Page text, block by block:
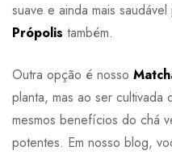
suave e ainda mais
Própolis também.
Outra opção é nosso
planta, mas ao ser
mesmos benefícios do chá
potentes. Em nosso blog,